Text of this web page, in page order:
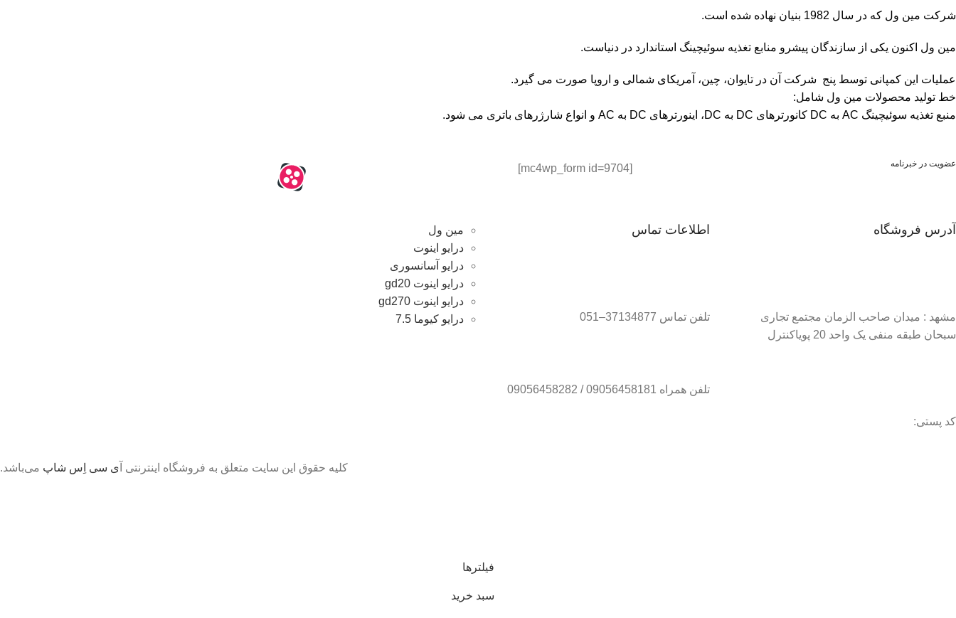
شرکت مین‏ ول که در سال 1982 بنیان نهاده شده است.
مین ول اکنون یکی از سازندگان پیشرو منابع تغذیه سوئیچینگ استاندارد در دنیاست.
عملیات این کمپانی توسط پنج ‏‏ شرکت آن در تایوان، چین، آمریکای شمالی و اروپا صورت می‏ گیرد.
خط تولید محصولات مین‏ ول شامل:
منبع تغذیه سوئیچینگ AC به DC کانورتر‏های DC به DC، اینورترهای DC به AC و انواع شارژرهای باتری می‏ شود.
عضویت در خبرنامه [mc4wp_form id=9704]
آدرس فروشگاه
مشهد : میدان صاحب الزمان مجتمع تجاری
سبحان طبقه منفی یک واحد 20 پویاکنترل
کد پستی:
اطلاعات تماس
تلفن تماس 37134877–051
تلفن همراه 09056458181 / 09056458282
مین ول
درایو اینوت
درایو آسانسوری
درایو اینوت gd20
درایو اینوت gd270
درایو کیوما 7.5
کلیه حقوق این سایت متعلق به فروشگاه اینترنتی آ ی سی اِس شاپ می‌باشد.
فیلترها
سبد خرید